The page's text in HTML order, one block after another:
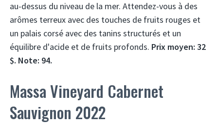
au-dessus du niveau de la mer. Attendez-vous à des
arômes terreux avec des touches de fruits rouges et
un palais corsé avec des tanins structurés et un
équilibre d'acide et de fruits profonds. Prix ​​moyen: 32
$. Note: 94.
Massa Vineyard Cabernet
Sauvignon 2022